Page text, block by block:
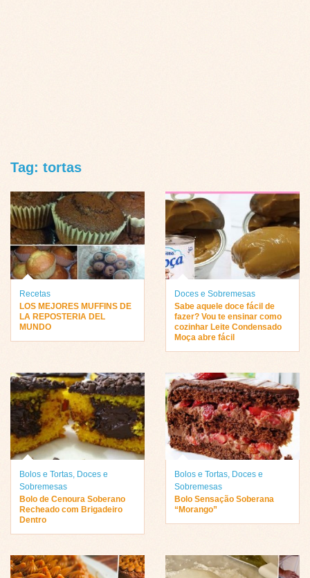
Tag: tortas
Recetas
LOS MEJORES MUFFINS DE
LA REPOSTERIA DEL
MUNDO
Doces e Sobremesas
Sabe aquele doce fácil de
fazer? Vou te ensinar como
cozinhar Leite Condensado
Moça abre fácil
Bolos e Tortas, Doces e
Sobremesas
Bolo de Cenoura Soberano
Recheado com Brigadeiro
Dentro
Bolos e Tortas, Doces e
Sobremesas
Bolo Sensação Soberana
“Morango”